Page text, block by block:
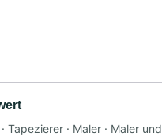
Tapezierer · Maler · Maler und